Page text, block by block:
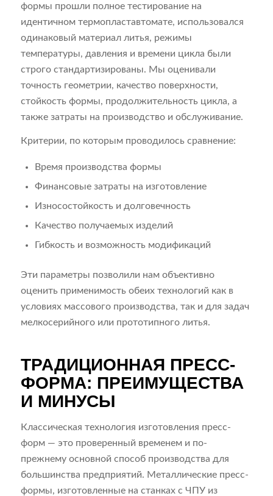
формы прошли полное тестирование на
идентичном термопластавтомате, использовался
одинаковый материал литья, режимы
температуры, давления и времени цикла были
строго стандартизированы. Мы оценивали
точность геометрии, качество поверхности,
стойкость формы, продолжительность цикла, а
также затраты на производство и обслуживание.
Критерии, по которым проводилось сравнение:
Время производства формы
Финансовые затраты на изготовление
Износостойкость и долговечность
Качество получаемых изделий
Гибкость и возможность модификаций
Эти параметры позволили нам объективно
оценить применимость обеих технологий как в
условиях массового производства, так и для задач
мелкосерийного или прототипного литья.
ТРАДИЦИОННАЯ ПРЕСС-
ФОРМА: ПРЕИМУЩЕСТВА
И МИНУСЫ
Классическая технология изготовления пресс-
форм — это проверенный временем и по-
прежнему основной способ производства для
большинства предприятий. Металлические пресс-
формы, изготовленные на станках с ЧПУ из